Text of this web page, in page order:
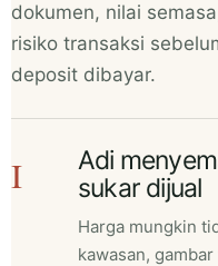
dokumen, nilai
risiko transaksi
deposit dibayar.
I
Adi
sukar dijual
Harga mungkin
kawasan,